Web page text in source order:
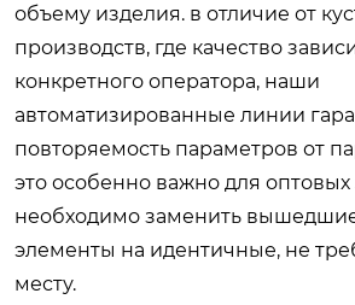
объему изделия. в отличие от
производств, где качество
конкретного оператора, наши
автоматизированные линии
повторяемость параметров от
это особенно важно для оптовых
необходимо заменить
элементы на идентичные, не
месту.